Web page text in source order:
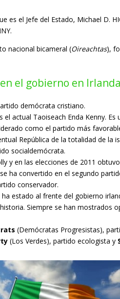
es el Jefe del Estado, Michael D.
nacional bicameral (Oireachtas),
el gobierno en Irlanda
demócrata cristiano.
actual Taoiseach Enda Kenny.
como el partido más
República de la totalidad de la
socialdemócrata.
y en las elecciones de 2011
ha convertido en el segundo
conservador.
estado al frente del gobierno
Siempre se han mostrados
(Demócratas Progresistas),
(Los Verdes), partido ecologista y